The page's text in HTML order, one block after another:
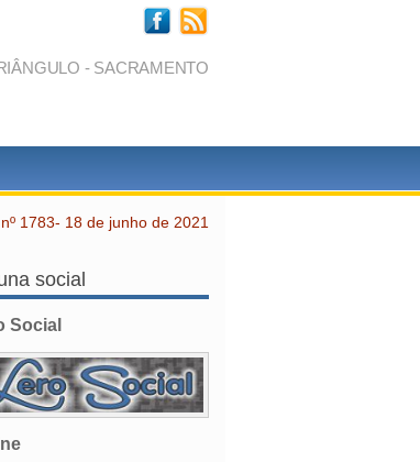
- SACRAMENTO
1783- 18 de junho de 2021
social
Social